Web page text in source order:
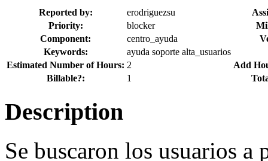
Reported by: erodriguezsu
Priority:
blocker
Component:
centro_ayuda
Keywords:
ayuda soporte alta_usuarios
Estimated Number of Hours: 2
Add
Billable?:
1
Description
Se buscaron los usuarios a